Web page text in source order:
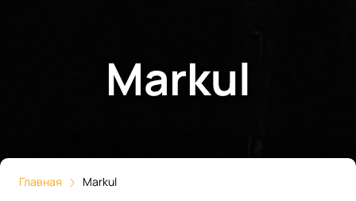
Markul
Главная Markul